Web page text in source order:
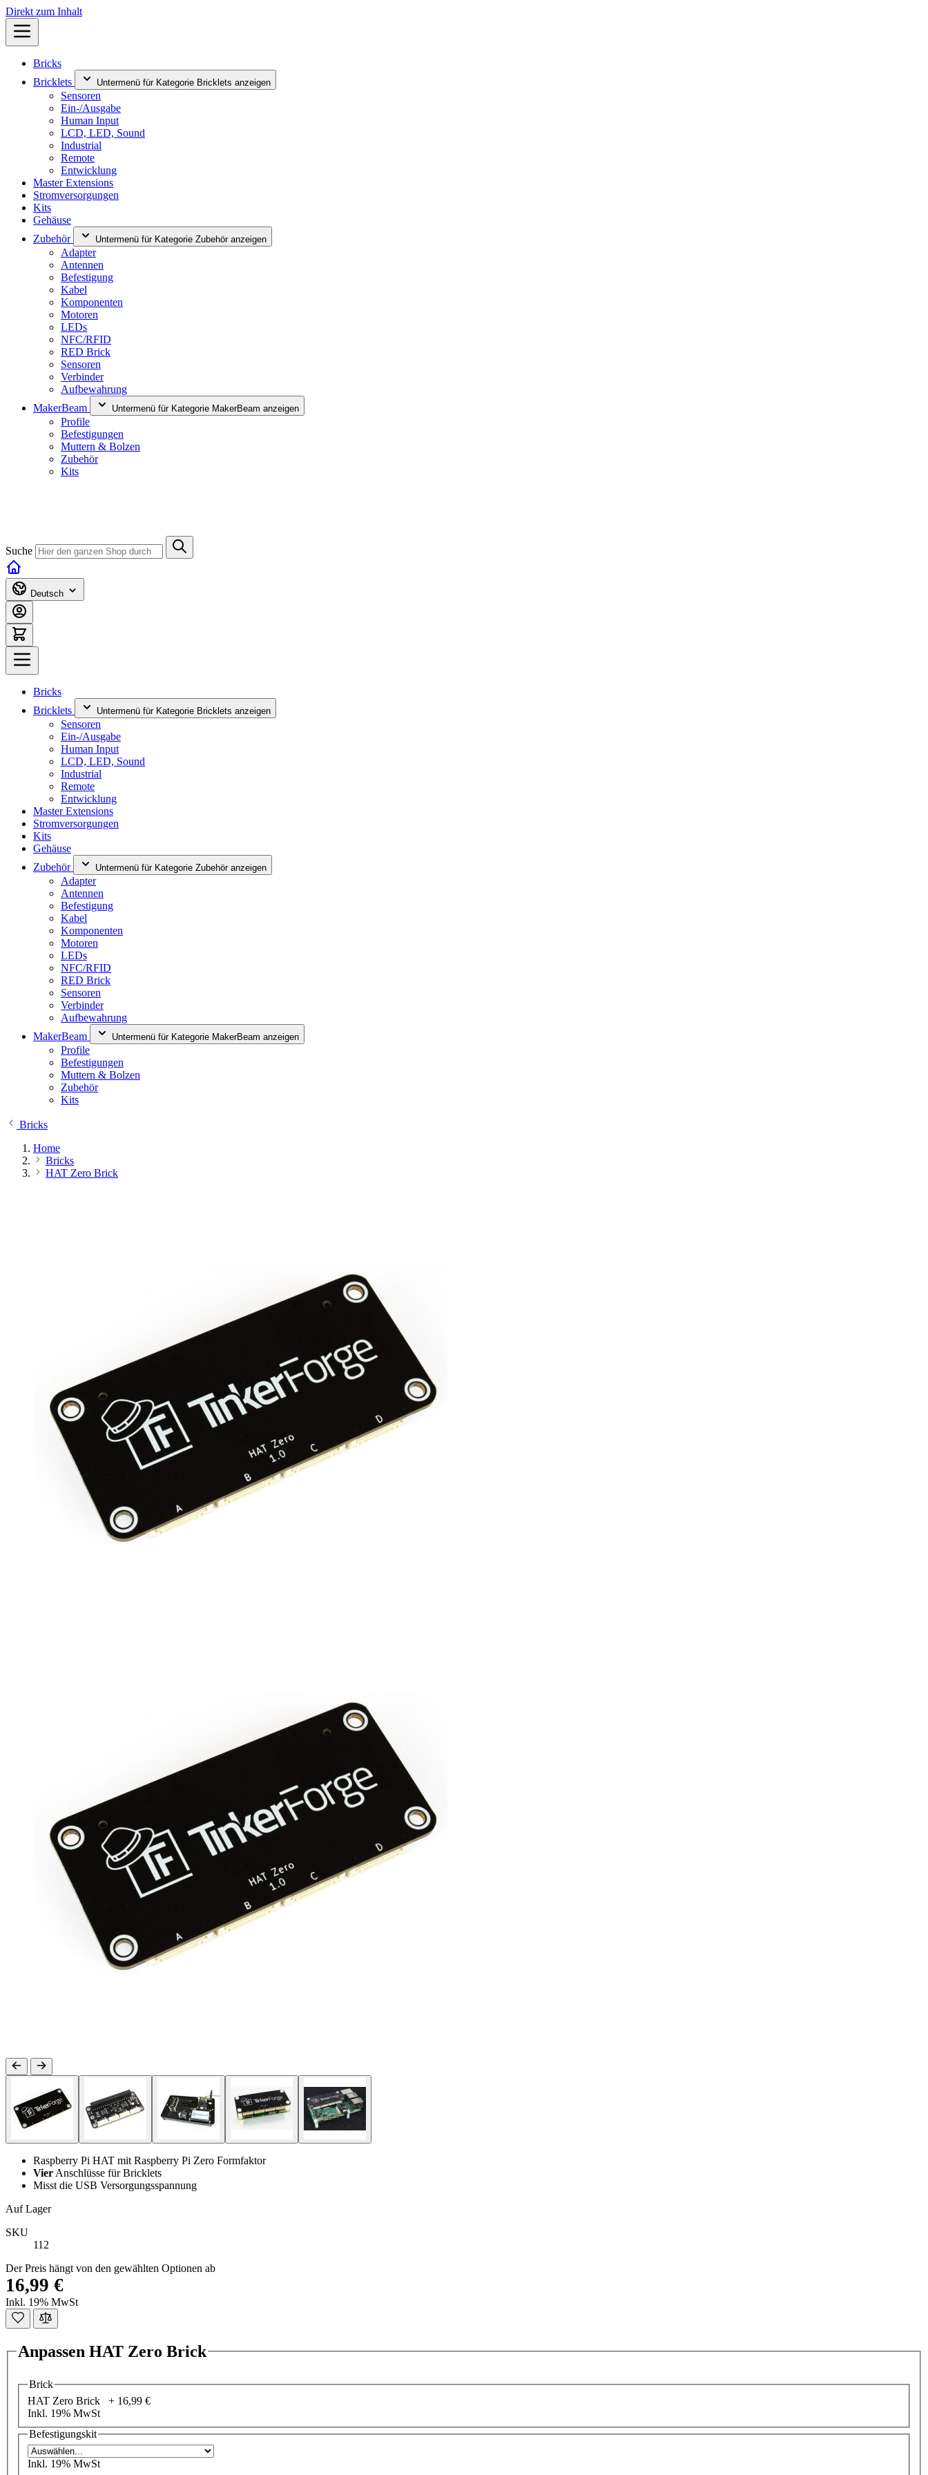
Direkt zum Inhalt
Bricks
Bricklets
Untermenü für Kategorie Bricklets anzeigen
Sensoren
Ein-/Ausgabe
Human Input
LCD, LED, Sound
Industrial
Remote
Entwicklung
Master Extensions
Stromversorgungen
Kits
Gehäuse
Zubehör
Untermenü für Kategorie Zubehör anzeigen
Adapter
Antennen
Befestigung
Kabel
Komponenten
Motoren
LEDs
NFC/RFID
RED Brick
Sensoren
Verbinder
Aufbewahrung
MakerBeam
Untermenü für Kategorie MakerBeam anzeigen
Profile
Befestigungen
Muttern & Bolzen
Zubehör
Kits
Suche
Deutsch
Bricks
Bricklets
Untermenü für Kategorie Bricklets anzeigen
Sensoren
Ein-/Ausgabe
Human Input
LCD, LED, Sound
Industrial
Remote
Entwicklung
Master Extensions
Stromversorgungen
Kits
Gehäuse
Zubehör
Untermenü für Kategorie Zubehör anzeigen
Adapter
Antennen
Befestigung
Kabel
Komponenten
Motoren
LEDs
NFC/RFID
RED Brick
Sensoren
Verbinder
Aufbewahrung
MakerBeam
Untermenü für Kategorie MakerBeam anzeigen
Profile
Befestigungen
Muttern & Bolzen
Zubehör
Kits
Bricks
Home
Bricks
HAT Zero Brick
Raspberry Pi HAT mit Raspberry Pi Zero Formfaktor
Vier Anschlüsse für Bricklets
Misst die USB Versorgungsspannung
Auf Lager
SKU
112
Der Preis hängt von den gewählten Optionen ab
16,99 €
Inkl. 19% MwSt
Anpassen HAT Zero Brick
Brick
HAT Zero Brick
+ 16,99 €
Inkl. 19% MwSt
Befestigungskit
Inkl. 19% MwSt